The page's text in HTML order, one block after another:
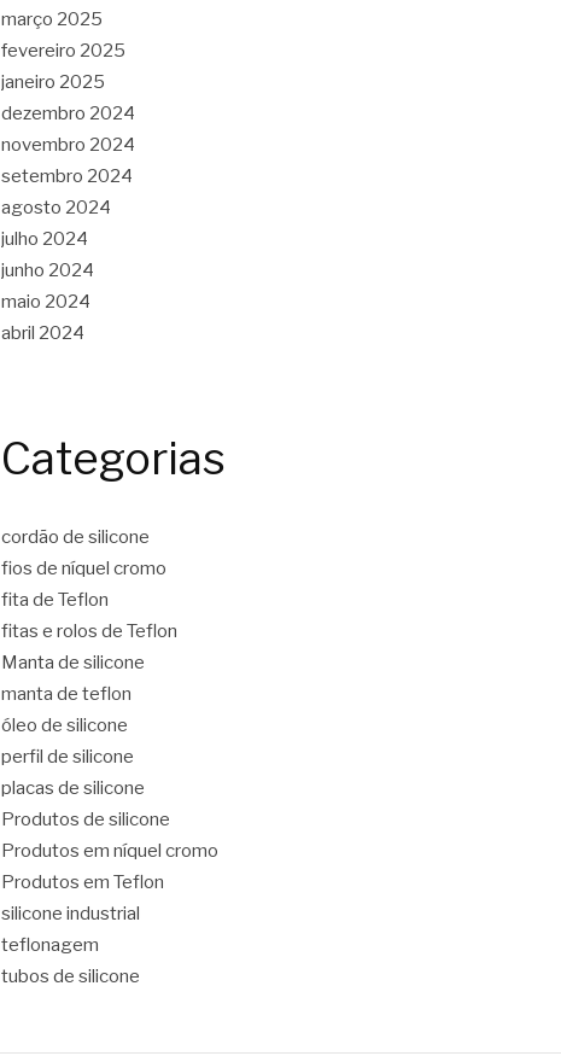
março 2025
fevereiro 2025
janeiro 2025
dezembro 2024
novembro 2024
setembro 2024
agosto 2024
julho 2024
junho 2024
maio 2024
abril 2024
Categorias
cordão de silicone
fios de níquel cromo
fita de Teflon
fitas e rolos de Teflon
Manta de silicone
manta de teflon
óleo de silicone
perfil de silicone
placas de silicone
Produtos de silicone
Produtos em níquel cromo
Produtos em Teflon
silicone industrial
teflonagem
tubos de silicone